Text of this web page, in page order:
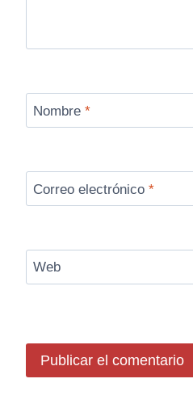
Nombre *
Correo electrónico *
Web